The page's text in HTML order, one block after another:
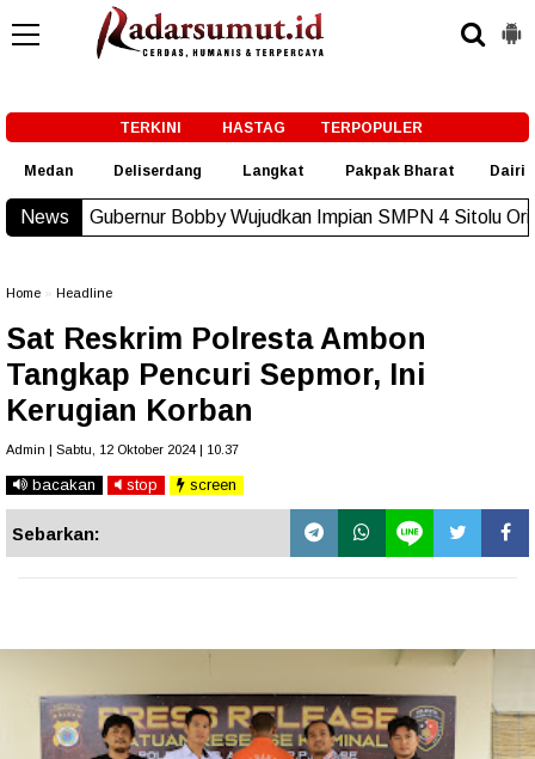
TERKINI HASTAG TERPOPULER
Medan Deliserdang Langkat Pakpak Bharat Dairi
News
Bobby Wujudkan Impian SMPN 4 Sitolu Ori Miliki Gedung
Home Headline
Sat Reskrim Polresta Ambon
Tangkap Pencuri Sepmor, Ini
Kerugian Korban
Admin | Sabtu, 12 Oktober 2024 | 10.37
bacakan stop screen
Sebarkan: